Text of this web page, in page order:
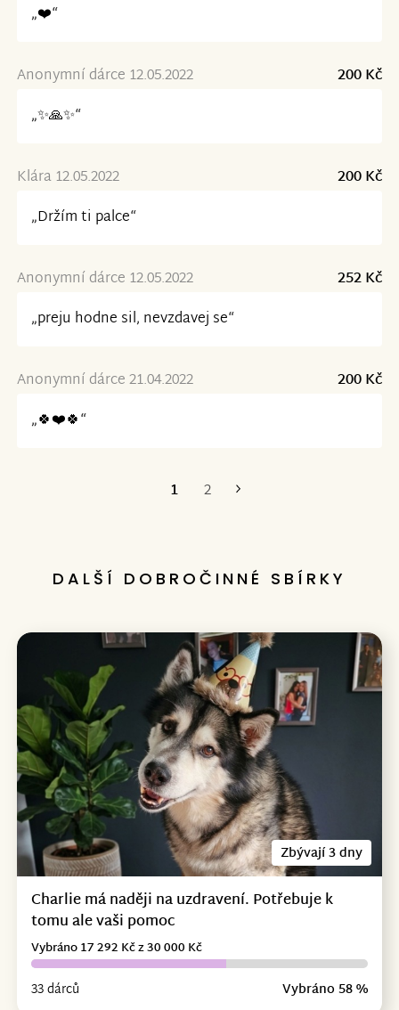
„❤️“
Anonymní dárce 12.05.2022
200 Kč
„✨🙏✨“
Klára 12.05.2022
200 Kč
„Držím ti palce“
Anonymní dárce 12.05.2022
252 Kč
„preju hodne sil, nevzdavej se“
Anonymní dárce 21.04.2022
200 Kč
„🍀❤️🍀“
1 2
DALŠÍ DOBROČINNÉ SBÍRKY
Zbývají 3 dny
Charlie má naději na uzdravení. Potřebuje k
tomu ale vaši pomoc
33 dárců Vybráno 58 %
Vybráno 17 292 Kč z 30 000 Kč